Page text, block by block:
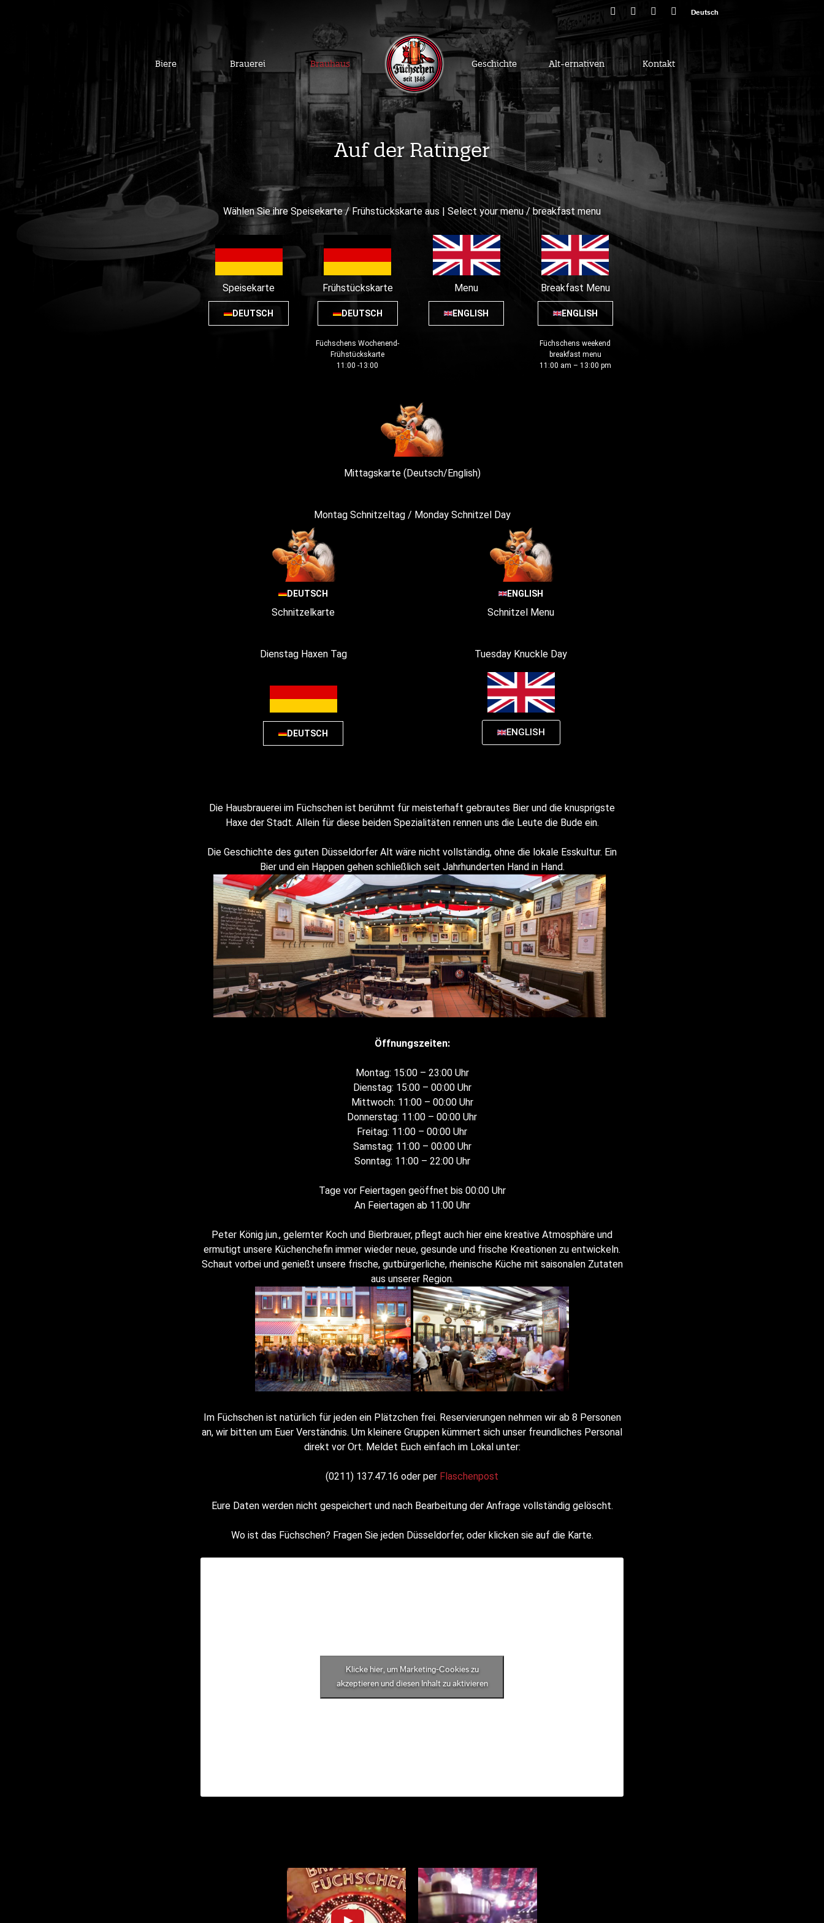
Deutsch
Biere Brauerei Brauhaus Geschichte Alt-ernativen Kontakt
Auf der Ratinger
Wählen Sie ihre Speisekarte / Frühstückskarte aus | Select your menu / breakfast menu
Speisekarte
DEUTSCH
Frühstückskarte
DEUTSCH
Füchschens Wochenend-
Frühstückskarte
11:00 -13:00
Menu
ENGLISH
Breakfast Menu
ENGLISH
Füchschens weekend
breakfast menu
11:00 am – 13:00 pm
Mittagskarte (Deutsch/English)
Montag Schnitzeltag / Monday Schnitzel Day
DEUTSCH
Schnitzelkarte
ENGLISH
Schnitzel Menu
Dienstag Haxen Tag
DEUTSCH
Tuesday Knuckle Day
ENGLISH
Die Hausbrauerei im Füchschen ist berühmt für meisterhaft gebrautes Bier und die knusprigste
Haxe der Stadt. Allein für diese beiden Spezialitäten rennen uns die Leute die Bude ein.
Die Geschichte des guten Düsseldorfer Alt wäre nicht vollständig, ohne die lokale Esskultur. Ein
Bier und ein Happen gehen schließlich seit Jahrhunderten Hand in Hand.
Öffnungszeiten:
Montag: 15:00 – 23:00 Uhr
Dienstag: 15:00 – 00:00 Uhr
Mittwoch: 11:00 – 00:00 Uhr
Donnerstag: 11:00 – 00:00 Uhr
Freitag: 11:00 – 00:00 Uhr
Samstag: 11:00 – 00:00 Uhr
Sonntag: 11:00 – 22:00 Uhr
Tage vor Feiertagen geöffnet bis 00:00 Uhr
An Feiertagen ab 11:00 Uhr
Peter König jun., gelernter Koch und Bierbrauer, pflegt auch hier eine kreative Atmosphäre und
ermutigt unsere Küchenchefin immer wieder neue, gesunde und frische Kreationen zu entwickeln.
Schaut vorbei und genießt unsere frische, gutbürgerliche, rheinische Küche mit saisonalen Zutaten
aus unserer Region.
Im Füchschen ist natürlich für jeden ein Plätzchen frei. Reservierungen nehmen wir ab 8 Personen
an, wir bitten um Euer Verständnis. Um kleinere Gruppen kümmert sich unser freundliches Personal
direkt vor Ort. Meldet Euch einfach im Lokal unter:
(0211) 137.47.16 oder per Flaschenpost
Eure Daten werden nicht gespeichert und nach Bearbeitung der Anfrage vollständig gelöscht.
Wo ist das Füchschen? Fragen Sie jeden Düsseldorfer, oder klicken sie auf die Karte.
Klicke hier, um Marketing-Cookies zu
akzeptieren und diesen Inhalt zu aktivieren